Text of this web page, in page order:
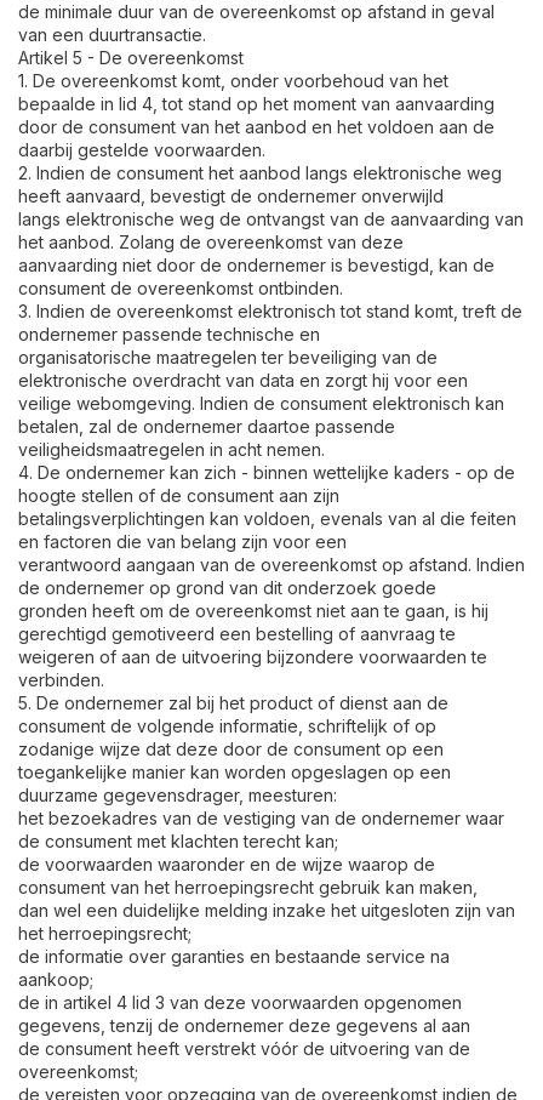
de minimale duur van de overeenkomst op afstand in geval
van een duurtransactie.
Artikel 5 - De overeenkomst
1. De overeenkomst komt, onder voorbehoud van het
bepaalde in lid 4, tot stand op het moment van aanvaarding
door de consument van het aanbod en het voldoen aan de
daarbij gestelde voorwaarden.
2. Indien de consument het aanbod langs elektronische weg
heeft aanvaard, bevestigt de ondernemer onverwijld
langs elektronische weg de ontvangst van de aanvaarding van
het aanbod. Zolang de overeenkomst van deze
aanvaarding niet door de ondernemer is bevestigd, kan de
consument de overeenkomst ontbinden.
3. Indien de overeenkomst elektronisch tot stand komt, treft de
ondernemer passende technische en
organisatorische maatregelen ter beveiliging van de
elektronische overdracht van data en zorgt hij voor een
veilige webomgeving. Indien de consument elektronisch kan
betalen, zal de ondernemer daartoe passende
veiligheidsmaatregelen in acht nemen.
4. De ondernemer kan zich - binnen wettelijke kaders - op de
hoogte stellen of de consument aan zijn
betalingsverplichtingen kan voldoen, evenals van al die feiten
en factoren die van belang zijn voor een
verantwoord aangaan van de overeenkomst op afstand. Indien
de ondernemer op grond van dit onderzoek goede
gronden heeft om de overeenkomst niet aan te gaan, is hij
gerechtigd gemotiveerd een bestelling of aanvraag te
weigeren of aan de uitvoering bijzondere voorwaarden te
verbinden.
5. De ondernemer zal bij het product of dienst aan de
consument de volgende informatie, schriftelijk of op
zodanige wijze dat deze door de consument op een
toegankelijke manier kan worden opgeslagen op een
duurzame gegevensdrager, meesturen:
het bezoekadres van de vestiging van de ondernemer waar
de consument met klachten terecht kan;
de voorwaarden waaronder en de wijze waarop de
consument van het herroepingsrecht gebruik kan maken,
dan wel een duidelijke melding inzake het uitgesloten zijn van
het herroepingsrecht;
de informatie over garanties en bestaande service na
aankoop;
de in artikel 4 lid 3 van deze voorwaarden opgenomen
gegevens, tenzij de ondernemer deze gegevens al aan
de consument heeft verstrekt vóór de uitvoering van de
overeenkomst;
de vereisten voor opzegging van de overeenkomst indien de